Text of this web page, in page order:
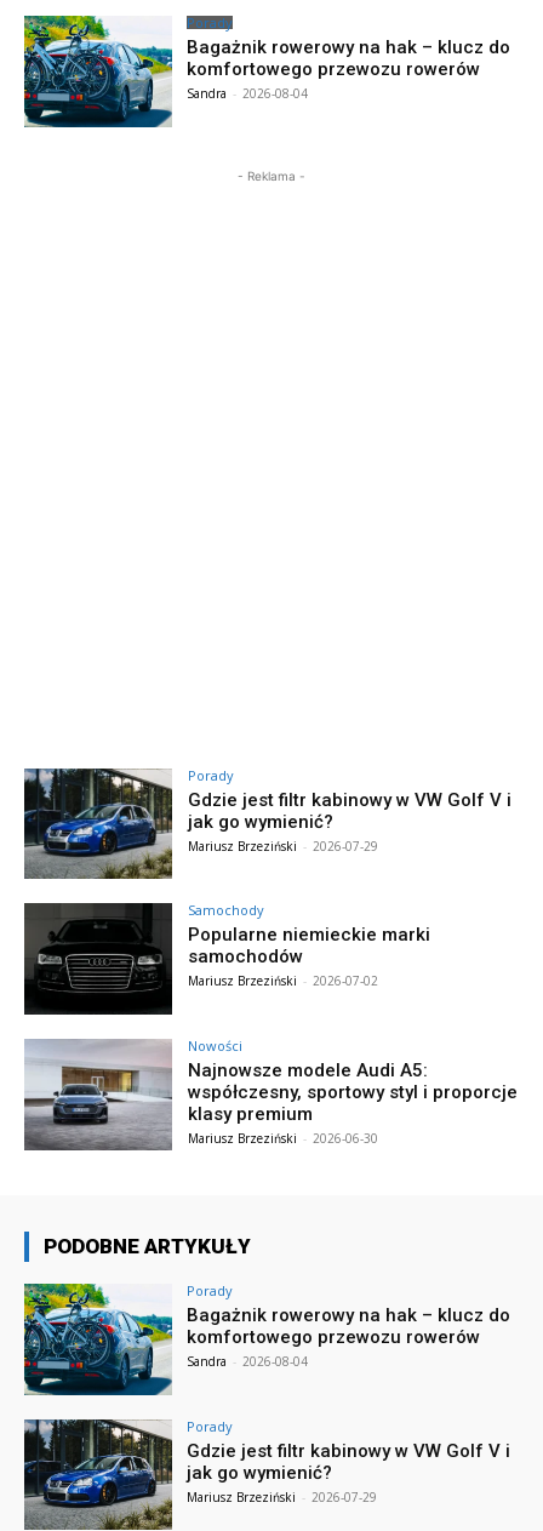
Porady
Bagażnik rowerowy na hak – klucz do
komfortowego przewozu rowerów
Sandra - 2026-08-04
- Reklama -
Porady
Gdzie jest filtr kabinowy w VW Golf V i
jak go wymienić?
Mariusz Brzeziński - 2026-07-29
Samochody
Popularne niemieckie marki
samochodów
Mariusz Brzeziński - 2026-07-02
Nowości
Najnowsze modele Audi A5:
współczesny, sportowy styl i proporcje
klasy premium
Mariusz Brzeziński - 2026-06-30
PODOBNE ARTYKUŁY
Porady
Bagażnik rowerowy na hak – klucz do
komfortowego przewozu rowerów
Sandra - 2026-08-04
Porady
Gdzie jest filtr kabinowy w VW Golf V i
jak go wymienić?
Mariusz Brzeziński - 2026-07-29